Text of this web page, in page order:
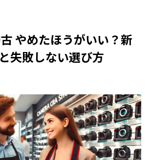
やめたほうがいい？新
失敗しない選び方
古 注意点！購入時にチェックすべきポイン
メージセンサーの汚れ
画面の傷やドット抜け
テリーの劣化
イヤルやボタンの動作確認
品の有無